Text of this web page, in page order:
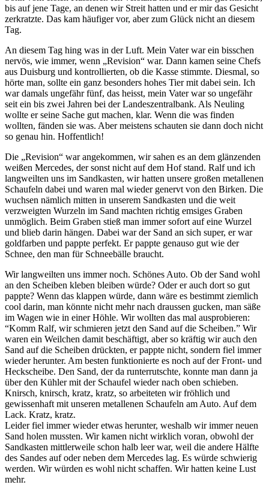
bis auf jene Tage, an denen wir Streit hatten und er mir das Gesicht
zerkratzte. Das kam häufiger vor, aber zum Glück nicht an diesem
Tag.
An diesem Tag hing was in der Luft. Mein Vater war ein bisschen
nervös, wie immer, wenn „Revision“ war. Dann kamen seine Chefs
aus Duisburg und kontrollierten, ob die Kasse stimmte. Diesmal, so
hörte man, sollte ein ganz besonders hohes Tier mit dabei sein. Ich
war damals ungefähr fünf, das heisst, mein Vater war so ungefähr
seit ein bis zwei Jahren bei der Landeszentralbank. Als Neuling
wollte er seine Sache gut machen, klar. Wenn die was finden
wollten, fänden sie was. Aber meistens schauten sie dann doch nicht
so genau hin. Hoffentlich!
Die „Revision“ war angekommen, wir sahen es an dem glänzenden
weißen Mercedes, der sonst nicht auf dem Hof stand. Ralf und ich
langweilten uns im Sandkasten, wir hatten unsere großen metallenen
Schaufeln dabei und waren mal wieder genervt von den Birken. Die
wuchsen nämlich mitten in unserem Sandkasten und die weit
verzweigten Wurzeln im Sand machten richtig emsiges Graben
unmöglich. Beim Graben stieß man immer sofort auf eine Wurzel
und blieb darin hängen. Dabei war der Sand an sich super, er war
goldfarben und pappte perfekt. Er pappte genauso gut wie der
Schnee, den man für Schneebälle braucht.
Wir langweilten uns immer noch. Schönes Auto. Ob der Sand wohl
an den Scheiben kleben bleiben würde? Oder er auch dort so gut
pappte? Wenn das klappen würde, dann wäre es bestimmt ziemlich
cool darin, man könnte nicht mehr nach draussen gucken, man säße
im Wagen wie in einer Höhle. Wir wollten das mal ausprobieren:
“Komm Ralf, wir schmieren jetzt den Sand auf die Scheiben.” Wir
waren ein Weilchen damit beschäftigt, aber so kräftig wir auch den
Sand auf die Scheiben drückten, er pappte nicht, sondern fiel immer
wieder herunter. Am besten funktionierte es noch auf der Front- und
Heckscheibe. Den Sand, der da runterrutschte, konnte man dann ja
über den Kühler mit der Schaufel wieder nach oben schieben.
Knirsch, knirsch, kratz, kratz, so arbeiteten wir fröhlich und
gewissenhaft mit unseren metallenen Schaufeln am Auto. Auf dem
Lack. Kratz, kratz.
Leider fiel immer wieder etwas herunter, weshalb wir immer neuen
Sand holen mussten. Wir kamen nicht wirklich voran, obwohl der
Sandkasten mittlerweile schon halb leer war, weil die andere Hälfte
des Sandes auf oder neben dem Mercedes lag. Es würde schwierig
werden. Wir würden es wohl nicht schaffen. Wir hatten keine Lust
mehr.